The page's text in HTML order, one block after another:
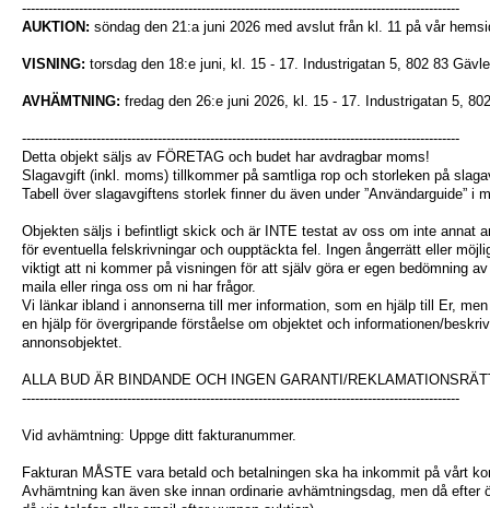
----------------------------------------------------------------------------------------------------
AUKTION: söndag den 21:a juni 2026 med avslut från kl. 11 på vår
VISNING: torsdag den 18:e juni, kl. 15 - 17. Industrigatan 5, 802 83 Gävle
AVHÄMTNING: fredag den 26:e juni 2026, kl. 15 - 17. Industrigatan 5,
----------------------------------------------------------------------------------------------------
Detta objekt säljs av FÖRETAG och budet har avdragbar moms!
Slagavgift (inkl. moms) tillkommer på samtliga rop och storleken på
Tabell över slagavgiftens storlek finner du även under ”Användarguide” i
Objekten säljs i befintligt skick och är INTE testat av oss om inte annat
för eventuella felskrivningar och oupptäckta fel. Ingen ångerrätt eller
viktigt att ni kommer på visningen för att själv göra er egen bedömning
maila eller ringa oss om ni har frågor.
Vi länkar ibland i annonserna till mer information, som en hjälp till Er,
en hjälp för övergripande förståelse om objektet och informationen/
annonsobjektet.
ALLA BUD ÄR BINDANDE OCH INGEN GARANTI/
----------------------------------------------------------------------------------------------------
Vid avhämtning: Uppge ditt fakturanummer.
Fakturan MÅSTE vara betald och betalningen ska ha inkommit på vårt
Avhämtning kan även ske innan ordinarie avhämtningsdag, men då